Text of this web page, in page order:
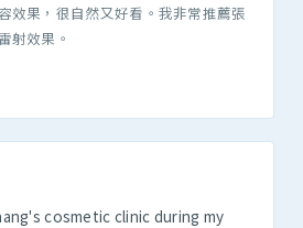
效果，很自然又好看。我非常推薦張
射效果。
cosmetic clinic during my